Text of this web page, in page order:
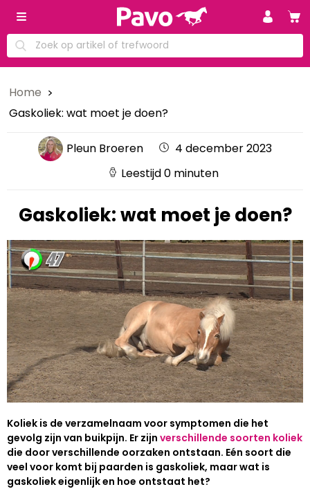
Home
Gaskoliek: wat moet je doen?
Pleun Broeren
4 december 2023
Leestijd 0 minuten
Gaskoliek: wat moet je doen?
Koliek is de verzamelnaam voor symptomen die het
gevolg zijn van buikpijn. Er zijn verschillende soorten koliek
die door verschillende oorzaken ontstaan. Eén soort die
veel voor komt bij paarden is gaskoliek, maar wat is
gaskoliek eigenlijk en hoe ontstaat het?